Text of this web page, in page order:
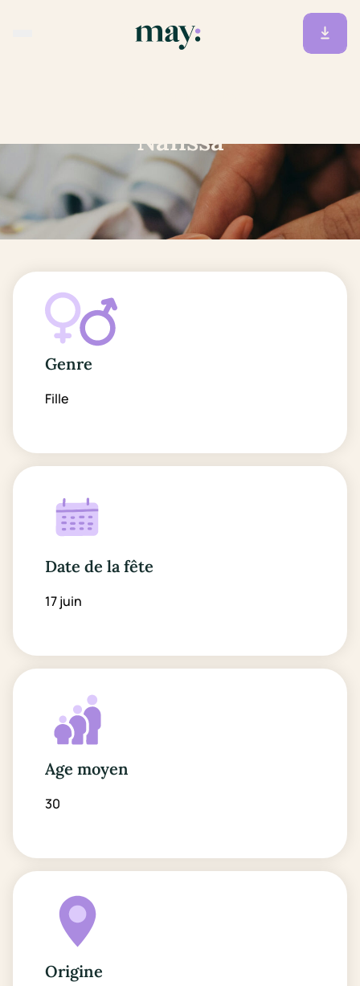
Nafissa
Genre
Fille
Date de la fête
17 juin
Age moyen
30
Origine